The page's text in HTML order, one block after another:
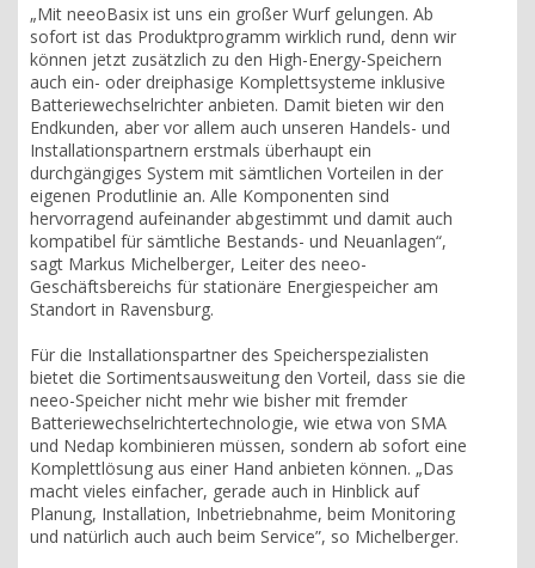
„Mit neeoBasix ist uns ein großer Wurf gelungen. Ab
sofort ist das Produktprogramm wirklich rund, denn wir
können jetzt zusätzlich zu den High-Energy-Speichern
auch ein- oder dreiphasige Komplettsysteme inklusive
Batteriewechselrichter anbieten. Damit bieten wir den
Endkunden, aber vor allem auch unseren Handels- und
Installationspartnern erstmals überhaupt ein
durchgängiges System mit sämtlichen Vorteilen in der
eigenen Produtlinie an. Alle Komponenten sind
hervorragend aufeinander abgestimmt und damit auch
kompatibel für sämtliche Bestands- und Neuanlagen“,
sagt Markus Michelberger, Leiter des neeo-
Geschäftsbereichs für stationäre Energiespeicher am
Standort in Ravensburg.
Für die Installationspartner des Speicherspezialisten
bietet die Sortimentsausweitung den Vorteil, dass sie die
neeo-Speicher nicht mehr wie bisher mit fremder
Batteriewechselrichtertechnologie, wie etwa von SMA
und Nedap kombinieren müssen, sondern ab sofort eine
Komplettlösung aus einer Hand anbieten können. „Das
macht vieles einfacher, gerade auch in Hinblick auf
Planung, Installation, Inbetriebnahme, beim Monitoring
und natürlich auch auch beim Service”, so Michelberger.